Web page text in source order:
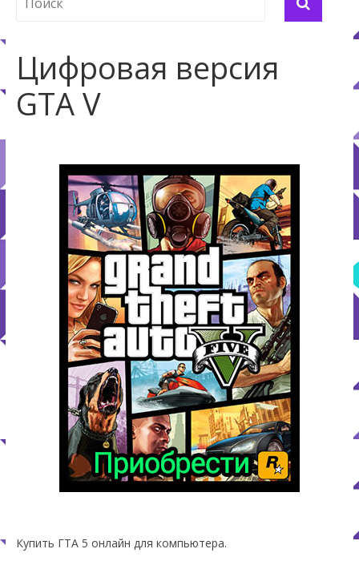
Цифровая версия
GTA V
Купить ГТА 5 онлайн для компьютера.